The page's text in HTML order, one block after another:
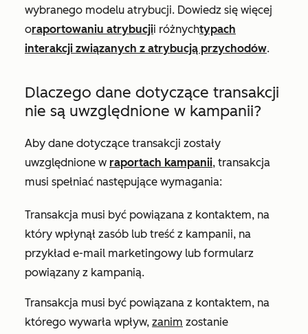
wybranego modelu atrybucji. Dowiedz się więcej
oraportowaniu atrybucjii różnychtypach
interakcji związanych z atrybucją przychodów.
Dlaczego dane dotyczące transakcji
nie są uwzględnione w kampanii?
Aby dane dotyczące transakcji zostały
uwzględnione w raportach kampanii, transakcja
musi spełniać następujące wymagania:
Transakcja musi być powiązana z kontaktem, na
który wpłynął zasób lub treść z kampanii, na
przykład e-mail marketingowy lub formularz
powiązany z kampanią.
Transakcja musi być powiązana z kontaktem, na
którego wywarła wpływ, zanim zostanie